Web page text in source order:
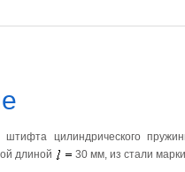
штифта цилиндрического
длиной 30 мм, из стали